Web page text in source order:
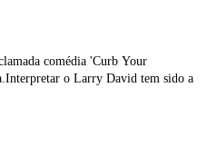
comédia 'Curb Your
o Larry David tem sido a